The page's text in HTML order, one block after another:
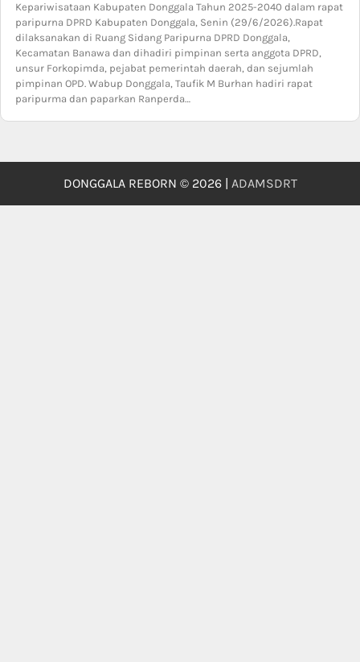
Kepariwisataan Kabupaten Donggala Tahun 2025-2040 dalam rapat
paripurna DPRD Kabupaten Donggala, Senin (29/6/2026).Rapat
dilaksanakan di Ruang Sidang Paripurna DPRD Donggala,
Kecamatan Banawa dan dihadiri pimpinan serta anggota DPRD,
unsur Forkopimda, pejabat pemerintah daerah, dan sejumlah
pimpinan OPD. Wabup Donggala, Taufik M Burhan hadiri rapat
paripurma dan paparkan Ranperda…
DONGGALA REBORN © 2026 | ADAMSDRT